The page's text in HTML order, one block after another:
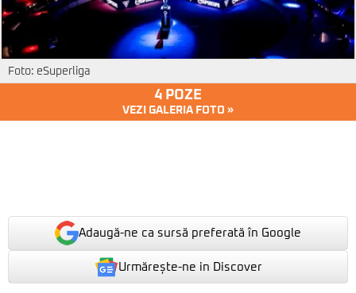
Foto: eSuperliga
4 POZE
VEZI GALERIA FOTO »
Adaugă-ne ca sursă preferată în Google
Urmărește-ne in Discover